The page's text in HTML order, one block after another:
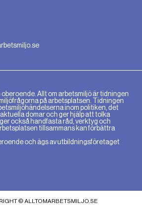
Allt om arbetsmiljö är tidningen
på arbetsplatsen. Tidningen
inom politiken, det
domar och ger hjälp att tolka
också handfasta råd, verktyg och
tillsammans kan förbättra
och ägs av utbildningsföretaget
© ALLTOMARBETSMILJO.SE